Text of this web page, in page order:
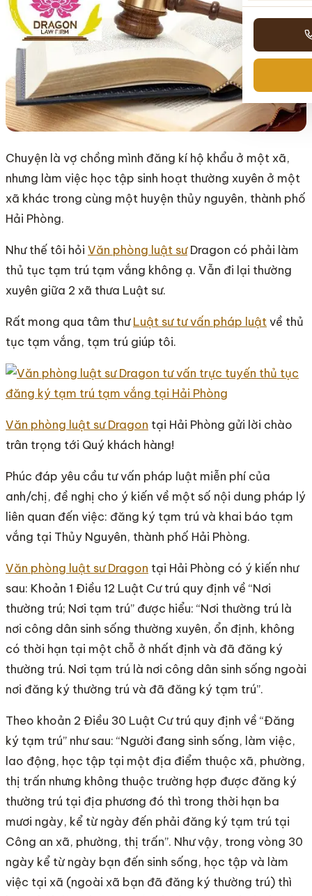
Chuyện là vợ chồng mình đăng kí hộ khẩu ở một xã,
nhưng làm việc học tập sinh hoạt thường xuyên ở một
xã khác trong cùng một huyện thủy nguyên, thành phố
Hải Phòng.
Như thế tôi hỏi Văn phòng luật sưDragon có phải làm
thủ tục tạm trú tạm vắng không ạ. Vẫn đi lại thường
xuyên giữa 2 xã thưa Luật sư.
Rất mong qua tâm thư Luật sư tư vấn pháp luật về thủ
tục tạm vắng, tạm trú giúp tôi.
Văn phòng luật sư Dragon tại Hải Phòng gửi lời chào
trân trọng tới Quý khách hàng!
Phúc đáp yêu cầu tư vấn pháp luật miễn phí của
anh/chị, đề nghị cho ý kiến về một số nội dung pháp lý
liên quan đến việc: đăng ký tạm trú và khai báo tạm
vắng tại Thủy Nguyên, thành phố Hải Phòng.
Văn phòng luật sư Dragon tại Hải Phòng có ý kiến như
sau: Khoản 1 Điều 12 Luật Cư trú quy định về “Nơi
thường trú; Nơi tạm trú” được hiểu: “Nơi thường trú là
nơi công dân sinh sống thường xuyên, ổn định, không
có thời hạn tại một chỗ ở nhất định và đã đăng ký
thường trú. Nơi tạm trú là nơi công dân sinh sống ngoài
nơi đăng ký thường trú và đã đăng ký tạm trú”.
Theo khoản 2 Điều 30 Luật Cư trú quy định về “Đăng
ký tạm trú” như sau: “Người đang sinh sống, làm việc,
lao động, học tập tại một địa điểm thuộc xã, phường,
thị trấn nhưng không thuộc trường hợp được đăng ký
thường trú tại địa phương đó thì trong thời hạn ba
mươi ngày, kể từ ngày đến phải đăng ký tạm trú tại
Công an xã, phường, thị trấn”. Như vậy, trong vòng 30
ngày kể từ ngày bạn đến sinh sống, học tập và làm
việc tại xã (ngoài xã bạn đã đăng ký thường trú) thì